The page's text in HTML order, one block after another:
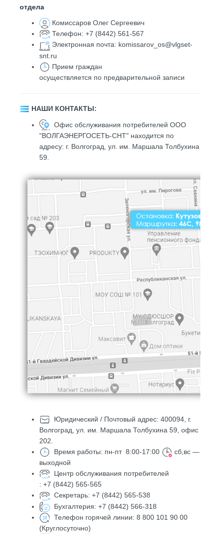
отдела
Комиссаров Олег Сергеевич
Телефон: +7 (8442) 561-567
Электронная почта: komissarov_os@vlgset-
snt.ru
Прием граждан
осуществляется по предварительной записи
НАШИ КОНТАКТЫ:
Офис обслуживания потребителей ООО
"ВОЛГАЭНЕРГОСЕТЬ-СНТ" находится по
адресу: г. Волгоград, ул. им. Маршала Толбухина
59
Юридический / Почтовый адрес: 400094, г.
Волгоград, ул. им. Маршала Толбухина 59 , офис
202.
Время работы: пн-пт 8:00-17:00
сб,вс —
выходной
Центр обслуживания потребителей
: +7 (8442) 565-565
Секретарь: +7 (8442) 565-538
Бухгалтерия: +7 (8442) 566-318
Телефон горячей линии: 8 800 101 90 00
(Круглосуточно)